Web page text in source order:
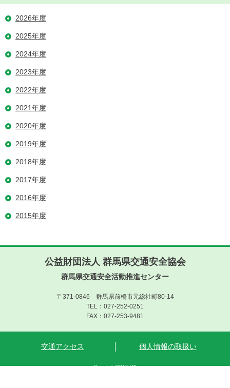
2026年度
2025年度
2024年度
2023年度
2022年度
2021年度
2020年度
2019年度
2018年度
2017年度
2016年度
2015年度
公益財団法人 群馬県交通安全協会
群馬県交通安全活動推進センター
〒371-0846 群馬県前橋市元総社町80-14
TEL：027-252-0251
FAX：027-253-9481
交通アクセス 個人情報の取扱い
Copyright2015 (C)